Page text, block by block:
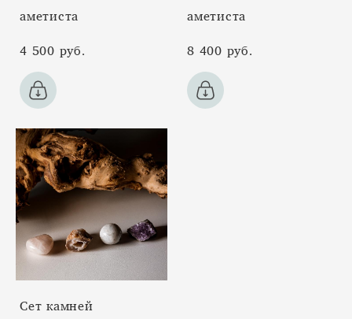
аметиста
4 500 pуб.
аметиста
8 400 pуб.
Сет камней